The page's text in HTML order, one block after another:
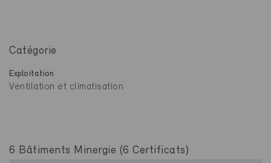
Catégorie
Exploitation
Ventilation et climatisation
6 Bâtiments Minergie (6 Certificats)